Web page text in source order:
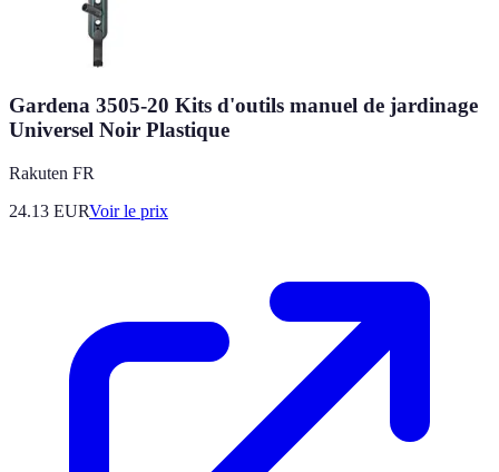
Gardena 3505-20 Kits d'outils manuel de jardinage
Universel Noir Plastique
Rakuten FR
24.13 EURVoir le prix